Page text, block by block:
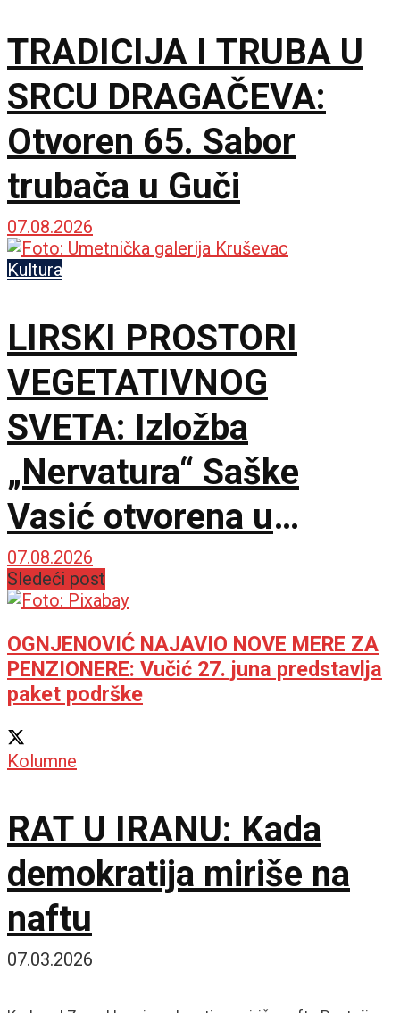
TRADICIJA I TRUBA U
SRCU DRAGAČEVA:
Otvoren 65. Sabor
trubača u Guči
07.08.2026
Kultura
LIRSKI PROSTORI
VEGETATIVNOG
SVETA: Izložba
„Nervatura“ Saške
Vasić otvorena u
Kruševcu
07.08.2026
Sledeći post
OGNJENOVIĆ NAJAVIO NOVE MERE ZA
PENZIONERE: Vučić 27. juna predstavlja
paket podrške
Kolumne
RAT U IRANU: Kada
demokratija miriše na
naftu
07.03.2026